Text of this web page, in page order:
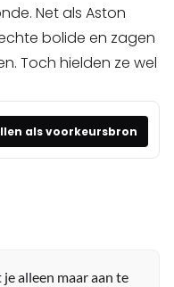
Net als Aston
bolide en zagen
Toch hielden ze wel
als voorkeursbron
alleen maar aan te